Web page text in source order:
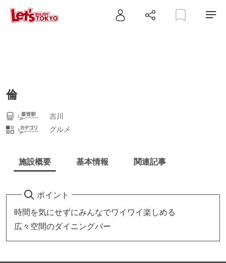
倫
吉川
グルメ
施設概要 基本情報 関連記事
ポイント
時間を気にせずにみんなでワイワイ楽しめる
広々空間のダイニングバー